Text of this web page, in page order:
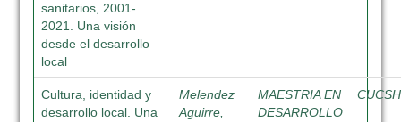
sanitarios, 2001-
2021. Una visión
desde el desarrollo
local
Cultura, identidad y
desarrollo local. Una
Melendez
Aguirre,
MAESTRIA EN
DESARROLLO
CUCSH